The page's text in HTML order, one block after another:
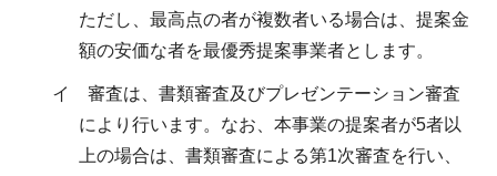
ただし、最高点の者が複数者いる場合は、提案金
額の安価な者を最優秀提案事業者とします。
イ 審査は、書類審査及びプレゼンテーション審査
により行います。なお、本事業の提案者が5者以
上の場合は、書類審査による第1次審査を行い、